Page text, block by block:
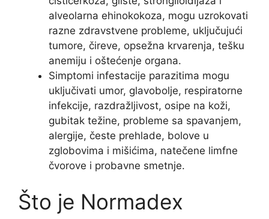
alveolarna ehinokokoza, mogu uzrokovati
razne zdravstvene probleme, uključujući
tumore, čireve, opsežna krvarenja, tešku
anemiju i oštećenje organa.
Simptomi infestacije parazitima mogu
uključivati ​​umor, glavobolje, respiratorne
infekcije, razdražljivost, osipe na koži,
gubitak težine, probleme sa spavanjem,
alergije, česte prehlade, bolove u
zglobovima i mišićima, natečene limfne
čvorove i probavne smetnje.
Što je Normadex